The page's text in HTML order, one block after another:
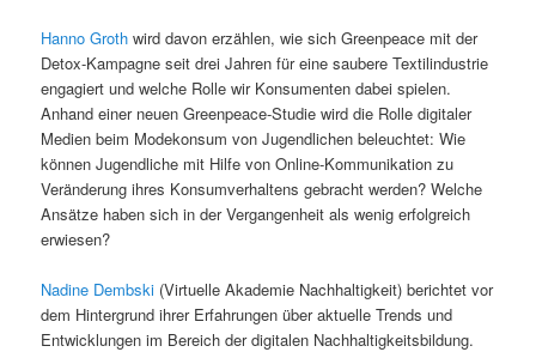
Hanno Groth wird davon erzählen, wie sich Greenpeace mit der
Detox-Kampagne seit drei Jahren für eine saubere Textilindustrie
engagiert und welche Rolle wir Konsumenten dabei spielen.
Anhand einer neuen Greenpeace-Studie wird die Rolle digitaler
Medien beim Modekonsum von Jugendlichen beleuchtet: Wie
können Jugendliche mit Hilfe von Online-Kommunikation zu
Veränderung ihres Konsumverhaltens gebracht werden? Welche
Ansätze haben sich in der Vergangenheit als wenig erfolgreich
erwiesen?
Nadine Dembski (Virtuelle Akademie Nachhaltigkeit) berichtet vor
dem Hintergrund ihrer Erfahrungen über aktuelle Trends und
Entwicklungen im Bereich der digitalen Nachhaltigkeitsbildung.